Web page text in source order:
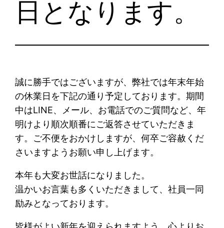
日となります。
誠に勝手ではございますが、弊社では年末年始
の休業日を下記の通り予定しております。期間
中はLINE、メール、お電話でのご質問など、年
明けより順次順番にご返答させていただきま
す。ご不便をおかけしますが、何卒ご容赦くだ
さいますようお願い申し上げます。
本年も大変お世話になりました。
温かいお言葉も多くいただきまして、社員一同
励みとなっております。